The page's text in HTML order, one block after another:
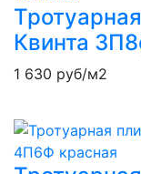
Квинта
1 630 руб/м2